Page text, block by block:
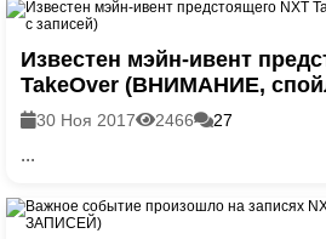
Известен мэйн-ивент
TakeOver (ВНИМАНИЕ,
30 Ноя 2017 2466 27
...